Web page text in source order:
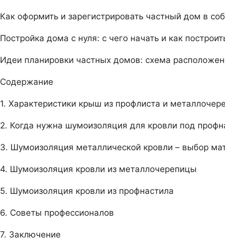
Как оформить и зарегистрировать частный дом в
Постройка дома с нуля: с чего начать и как
Идеи планировки частных домов: схема
Содержание
1. Характеристики крыш из профлиста и
2. Когда нужна шумоизоляция для кровли под
3. Шумоизоляция металлической кровли – выбор
4. Шумоизоляция кровли из металлочерепицы
5. Шумоизоляция кровли из профнастила
6. Советы профессионалов
7. Заключение